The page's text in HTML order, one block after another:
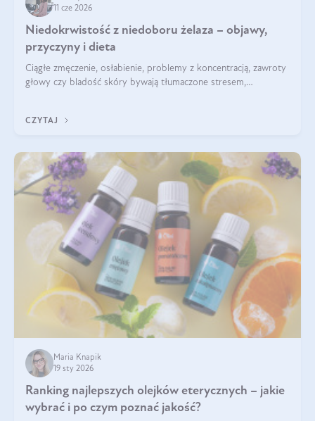
11 cze 2026
Niedokrwistość z niedoboru żelaza – objawy,
przyczyny i dieta
Ciągłe zmęczenie, osłabienie, problemy z koncentracją, zawroty
głowy czy bladość skóry bywają tłumaczone stresem,
CZYTAJ
Maria Knapik
19 sty 2026
Ranking najlepszych olejków eterycznych – jakie
wybrać i po czym poznać jakość?